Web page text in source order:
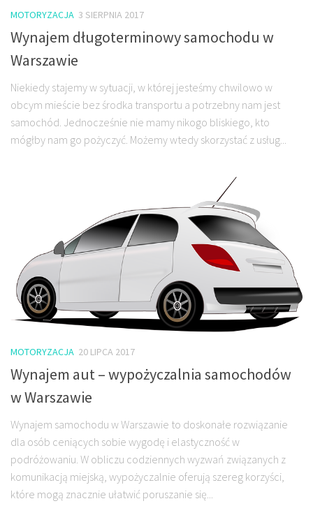
MOTORYZACJA 3 SIERPNIA 2017
Wynajem długoterminowy samochodu w
Warszawie
Niekiedy stajemy w sytuacji, w której jesteśmy chwilowo w
obcym mieście bez środka transportu a potrzebny nam jest
samochód. Jednocześnie nie mamy nikogo bliskiego, kto
mógłby nam go pożyczyć. Możemy wtedy skorzystać z usług...
MOTORYZACJA 20 LIPCA 2017
Wynajem aut – wypożyczalnia samochodów
w Warszawie
Wynajem samochodu w Warszawie to doskonałe rozwiązanie
dla osób ceniących sobie wygodę i elastyczność w
podróżowaniu. W obliczu codziennych wyzwań związanych z
komunikacją miejską, wypożyczalnie oferują szereg korzyści,
które mogą znacznie ułatwić poruszanie się...